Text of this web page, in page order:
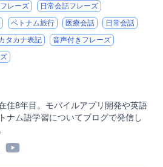
レーズ
日常会話フレーズ
ベトナム旅行 医療会話
日常会話
タカナ表記
音声付きフレーズ
住8年目。モバイルアプリ開発や英語
ナム語学習についてブログで発信し